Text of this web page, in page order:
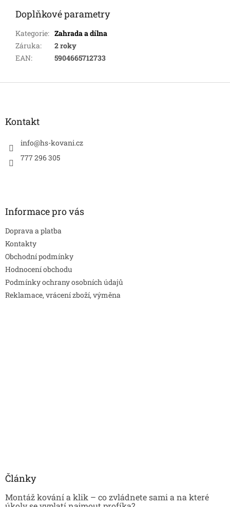
Doplňkové parametry
Kategorie: Zahrada a dílna
Záruka:
2 roky
EAN: 5904665712733
Z
Kontakt
info@hs-kovani.cz
777 296 305
Informace pro vás
Doprava a platba
Kontakty
Obchodní podmínky
Hodnocení obchodu
Podmínky ochrany osobních údajů
Reklamace, vrácení zboží, výměna
Články
Montáž kování a klik – co zvládnete sami a na které